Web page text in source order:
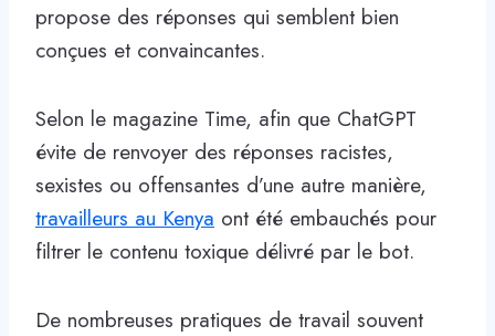
propose des réponses qui semblent bien
conçues et convaincantes.
Selon le magazine Time, afin que ChatGPT
évite de renvoyer des réponses racistes,
sexistes ou offensantes d’une autre manière,
travailleurs au Kenya ont été embauchés pour
filtrer le contenu toxique délivré par le bot.
De nombreuses pratiques de travail souvent